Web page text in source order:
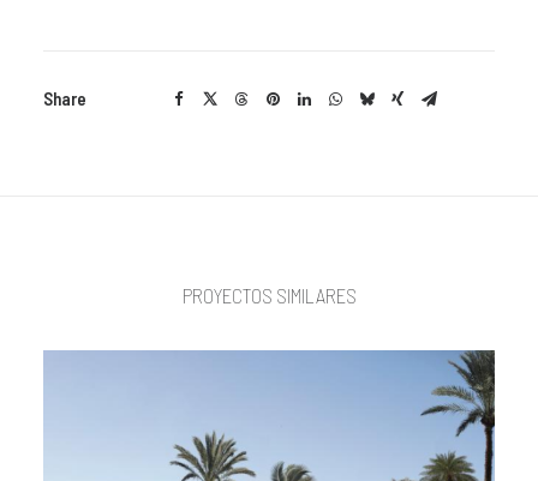
Share
PROYECTOS SIMILARES
WEB